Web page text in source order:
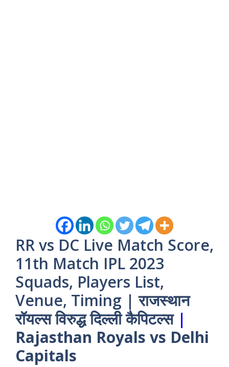
RR vs DC Live Match Score,
11th Match IPL 2023
Squads, Players List,
Venue, Timing | राजस्थान
रॉयल्स विरुद्ध दिल्ली कैपिटल्स |
Rajasthan Royals vs Delhi
Capitals